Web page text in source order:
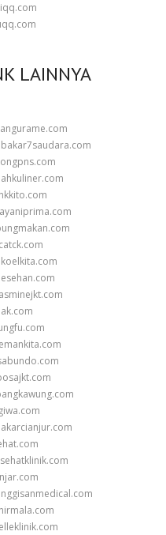
LAINNYA